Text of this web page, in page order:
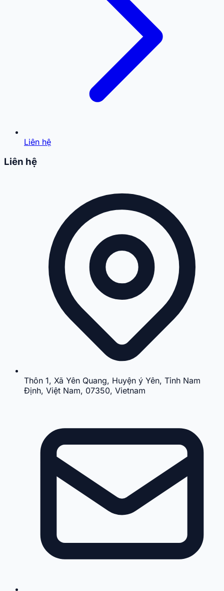
Liên hệ
Liên hệ
Thôn 1, Xã Yên Quang, Huyện ý Yên, Tỉnh Nam
Định, Việt Nam, 07350, Vietnam